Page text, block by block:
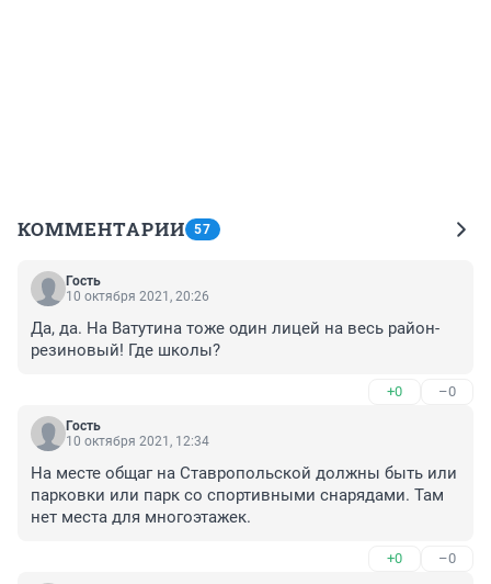
КОММЕНТАРИИ 57
Гость
10 октября 2021, 20:26
Да, да. На Ватутина тоже один лицей на весь район-
резиновый! Где школы?
+0 –0
Гость
10 октября 2021, 12:34
На месте общаг на Ставропольской должны быть или
парковки или парк со спортивными снарядами. Там
нет места для многоэтажек.
+0 –0